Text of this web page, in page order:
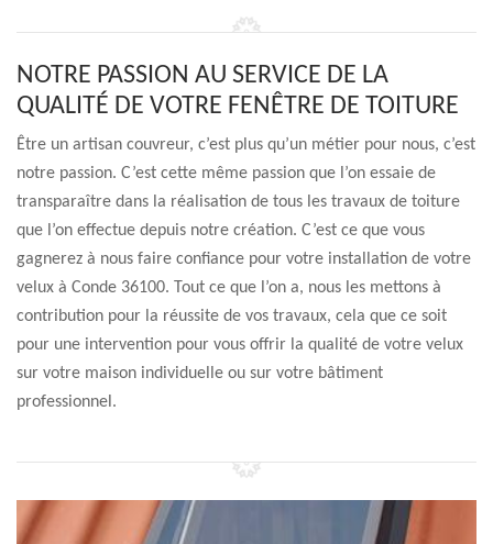
NOTRE PASSION AU SERVICE DE LA
QUALITÉ DE VOTRE FENÊTRE DE TOITURE
Être un artisan couvreur, c’est plus qu’un métier pour nous, c’est
notre passion. C’est cette même passion que l’on essaie de
transparaître dans la réalisation de tous les travaux de toiture
que l’on effectue depuis notre création. C’est ce que vous
gagnerez à nous faire confiance pour votre installation de votre
velux à Conde 36100. Tout ce que l’on a, nous les mettons à
contribution pour la réussite de vos travaux, cela que ce soit
pour une intervention pour vous offrir la qualité de votre velux
sur votre maison individuelle ou sur votre bâtiment
professionnel.